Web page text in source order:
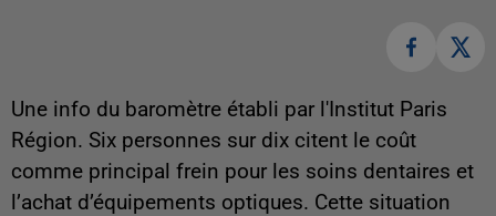
Une info du baromètre établi par l'Institut Paris
Région. Six personnes sur dix citent le coût
comme principal frein pour les soins dentaires et
l’achat d’équipements optiques. Cette situation